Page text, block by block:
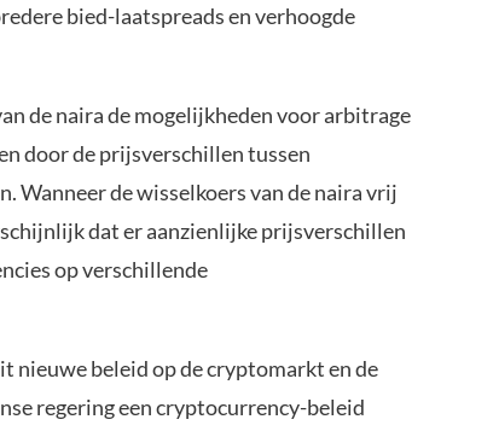
bied-laatspreads en verhoogde
de naira de mogelijkheden voor arbitrage
door de prijsverschillen tussen
Wanneer de wisselkoers van de naira vrij
dat er aanzienlijke prijsverschillen
op verschillende
nieuwe beleid op de cryptomarkt en de
regering een cryptocurrency-beleid